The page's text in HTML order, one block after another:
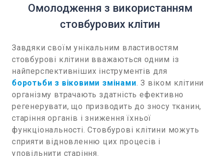
Омолодження з використанням
стовбурових клітин
Завдяки своїм унікальним властивостям
стовбурові клітини вважаються одним із
найперспективніших інструментів для
боротьби з віковими змінами. З віком клітини
організму втрачають здатність ефективно
регенерувати, що призводить до зносу тканин,
старіння органів і зниження їхньої
функціональності. Стовбурові клітини можуть
сприяти відновленню цих процесів і
уповільнити старіння.